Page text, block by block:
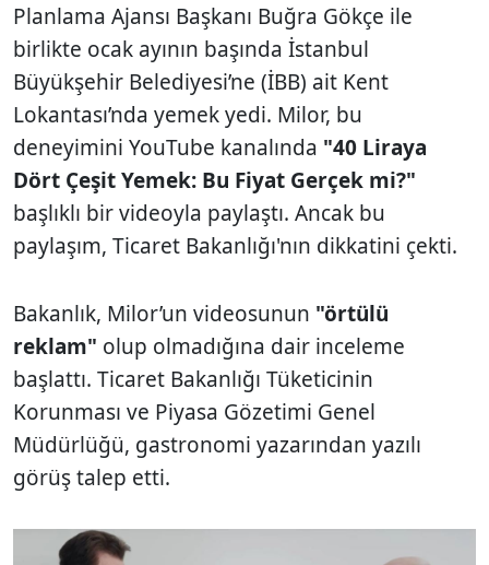
Planlama Ajansı Başkanı Buğra Gökçe ile
birlikte ocak ayının başında İstanbul
Büyükşehir Belediyesi’ne (İBB) ait Kent
Lokantası’nda yemek yedi. Milor, bu
deneyimini YouTube kanalında "40 Liraya
Dört Çeşit Yemek: Bu Fiyat Gerçek mi?"
başlıklı bir videoyla paylaştı. Ancak bu
paylaşım, Ticaret Bakanlığı'nın dikkatini çekti.
Bakanlık, Milor’un videosunun "örtülü
reklam" olup olmadığına dair inceleme
başlattı. Ticaret Bakanlığı Tüketicinin
Korunması ve Piyasa Gözetimi Genel
Müdürlüğü, gastronomi yazarından yazılı
görüş talep etti.